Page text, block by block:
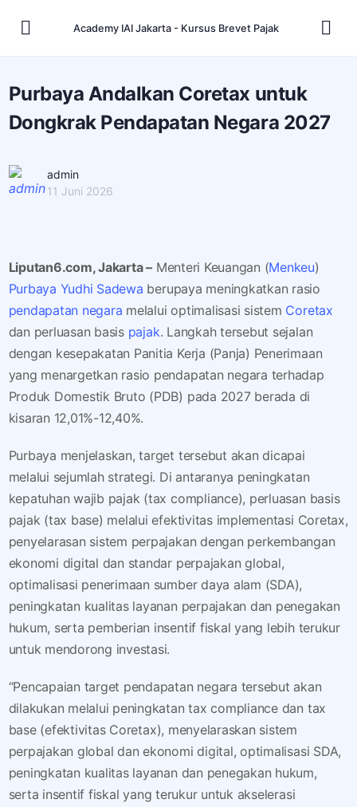
Academy IAI Jakarta - Kursus Brevet Pajak
Purbaya Andalkan Coretax untuk
Dongkrak Pendapatan Negara 2027
admin
11 Juni 2026
Liputan6.com, Jakarta –Menteri Keuangan (Menkeu)
Purbaya Yudhi Sadewa berupaya meningkatkan rasio
pendapatan negara melalui optimalisasi sistem Coretax
dan perluasan basis pajak. Langkah tersebut sejalan
dengan kesepakatan Panitia Kerja (Panja) Penerimaan
yang menargetkan rasio pendapatan negara terhadap
Produk Domestik Bruto (PDB) pada 2027 berada di
kisaran 12,01%-12,40%.
Purbaya menjelaskan, target tersebut akan dicapai
melalui sejumlah strategi. Di antaranya peningkatan
kepatuhan wajib pajak (tax compliance), perluasan basis
pajak (tax base) melalui efektivitas implementasi Coretax,
penyelarasan sistem perpajakan dengan perkembangan
ekonomi digital dan standar perpajakan global,
optimalisasi penerimaan sumber daya alam (SDA),
peningkatan kualitas layanan perpajakan dan penegakan
hukum, serta pemberian insentif fiskal yang lebih terukur
untuk mendorong investasi.
“Pencapaian target pendapatan negara tersebut akan
dilakukan melalui peningkatan tax compliance dan tax
base (efektivitas Coretax), menyelaraskan sistem
perpajakan global dan ekonomi digital, optimalisasi SDA,
peningkatan kualitas layanan dan penegakan hukum,
serta insentif fiskal yang terukur untuk akselerasi